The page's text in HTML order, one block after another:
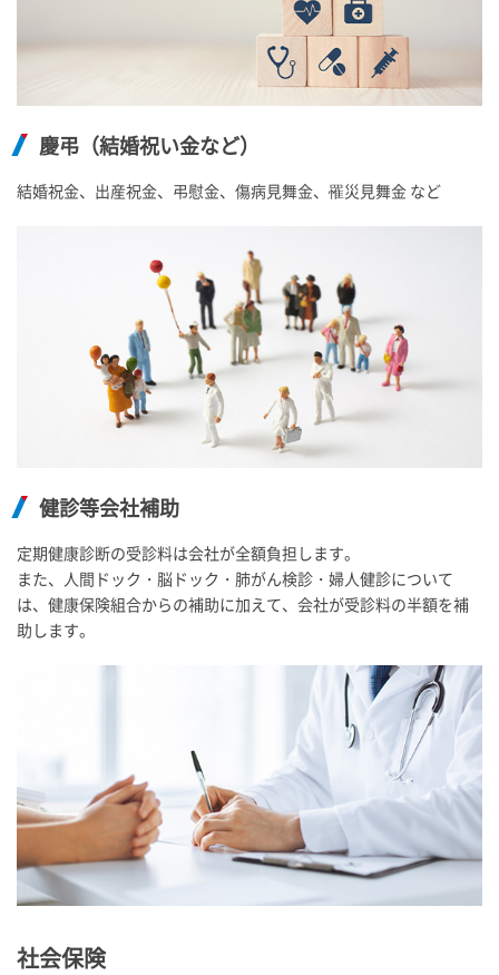
慶弔（結婚祝い金など）
結婚祝金、出産祝金、弔慰金、傷病見舞金、罹災見舞金 など
健診等会社補助
定期健康診断の受診料は会社が全額負担します。
また、人間ドック・脳ドック・肺がん検診・婦人健診について
は、健康保険組合からの補助に加えて、会社が受診料の半額を補
助します。
社会保険